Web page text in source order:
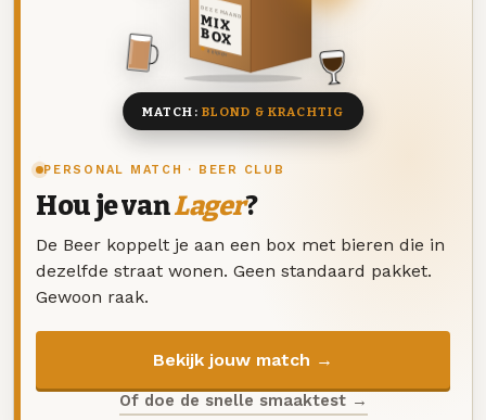
PERSONAL MATCH · BEER CLUB
Hou je vanLager?
De Beer koppelt je aan een box met bieren die in
dezelfde straat wonen. Geen standaard pakket.
Gewoon raak.
Bekijk jouw match →
Of doe de snelle smaaktest →
DEZE MAAND
MIX
BOX
8 BIEREN
MATCH: BLOND & KRACHTIG